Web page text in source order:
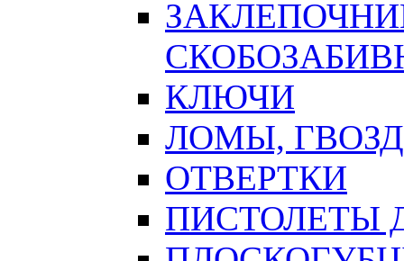
КЛЮЧИ
ЛОМЫ,
ОТВЕРТКИ
ПИСТОЛЕТЫ